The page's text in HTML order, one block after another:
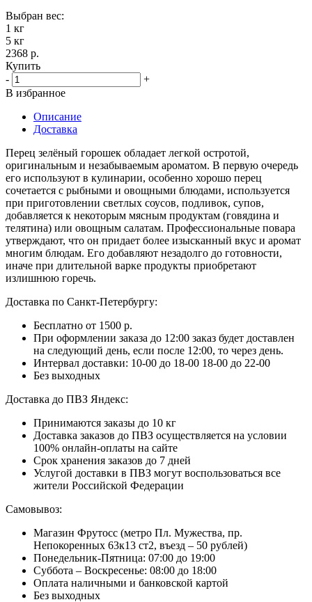
Выбран вес:
1 кг
5 кг
2368 р.
Купить
-
+
В избранное
Описание
Доставка
Перец зелёный горошек обладает легкой остротой,
оригинальным и незабываемым ароматом. В первую очередь
его используют в кулинарии, особенно хорошо перец
сочетается с рыбными и овощными блюдами, используется
при приготовлении светлых соусов, подливок, супов,
добавляется к некоторым мясным продуктам (говядина и
телятина) или овощным салатам. Профессиональные повара
утверждают, что он придает более изысканный вкус и аромат
многим блюдам. Его добавляют незадолго до готовности,
иначе при длительной варке продукты приобретают
излишнюю горечь.
Доставка по Санкт-Петербургу:
Бесплатно от 1500 р.
При оформлении заказа до 12:00 заказ будет доставлен
на следующий день, если после 12:00, то через день.
Интервал доставки: 10-00 до 18-00 18-00 до 22-00
Без выходных
Доставка до ПВЗ Яндекс:
Принимаются заказы до 10 кг
Доставка заказов до ПВЗ осуществляется на условии
100% онлайн-оплаты на сайте
Срок хранения заказов до 7 дней
Услугой доставки в ПВЗ могут воспользоваться все
жители Российской Федерации
Самовывоз:
Магазин Фрутосс (метро Пл. Мужества, пр.
Непокоренных 63к13 ст2, въезд – 50 рублей)
Понедельник-Пятница: 07:00 до 19:00
Суббота – Воскресенье: 08:00 до 18:00
Оплата наличными и банковской картой
Без выходных